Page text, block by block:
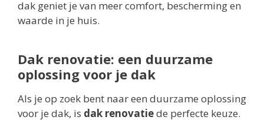
dak geniet je van meer comfort, bescherming en
waarde in je huis.
Dak renovatie: een duurzame
oplossing voor je dak
Als je op zoek bent naar een duurzame oplossing
voor je dak, is dak renovatiede perfecte keuze.